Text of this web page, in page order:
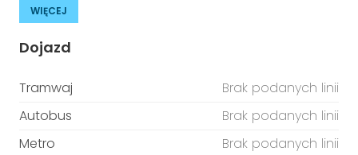
WIĘCEJ
Dojazd
Tramwaj
Brak podanych linii
Autobus
Brak podanych linii
Metro
Brak podanych linii